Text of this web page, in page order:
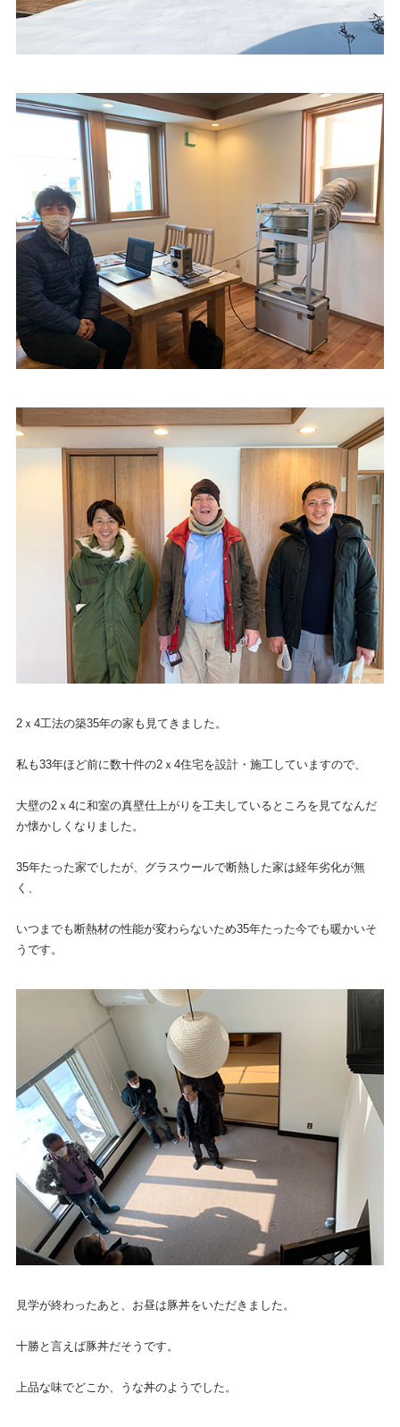
2ｘ4工法の築35年の家も見てきました。
私も33年ほど前に数十件の2ｘ4住宅を設計・施工していますので、
大壁の2ｘ4に和室の真壁仕上がりを工夫しているところを見てなんだ
か懐かしくなりました。
35年たった家でしたが、グラスウールで断熱した家は経年劣化が無
く、
いつまでも断熱材の性能が変わらないため35年たった今でも暖かいそ
うです。
見学が終わったあと、お昼は豚丼をいただきました。
十勝と言えば豚丼だそうです。
上品な味でどこか、うな丼のようでした。